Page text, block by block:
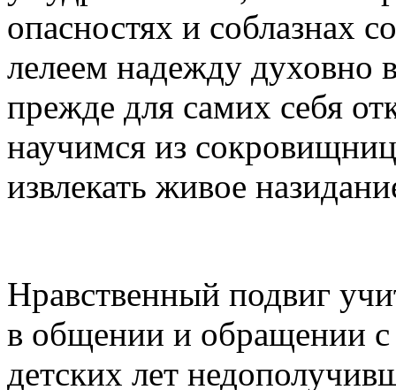
опасностях и соблазнах
лелеем надежду духовно
прежде для самих себя
научимся из
извлекать живое
Нравственный подвиг
в общении и обращении
детских лет